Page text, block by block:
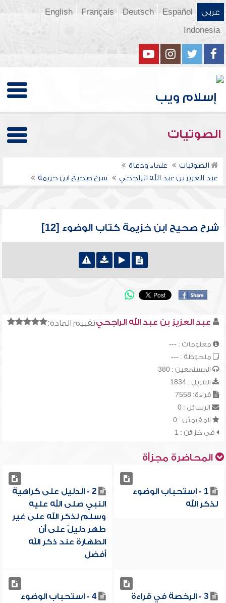
عربي Español
Deutsch
Français
English
Indonesia
الصوتيات
الصوتيات
علماء ودعاة
عبد العزيز بن عبد الله الراجحي
شرح صحيح ابن خزيمة
شرح صحيح ابن خزيمة كتاب الوضوء [12]
تقييم المادة:عبد العزيز بن عبد الله الراجحي
معلومات : ---
ملحوظة : ---
المستمعين : 380
التنزيل : 1834
قراءة: 7558
الرسائل : 0
المقيميّن : 0
في خزائن : 1
المحاضرة مجزأة
1 - استحباب الوضوء
لذكر الله
2 - الدليل على كراهية
النبي صلى الله عليه
وسلم لذكر الله على غير
طهر دليلٌ على أن
الطهارة عند ذكر الله
أفضل
3 - الرخصة في قراءة
4 - استحباب الوضوء